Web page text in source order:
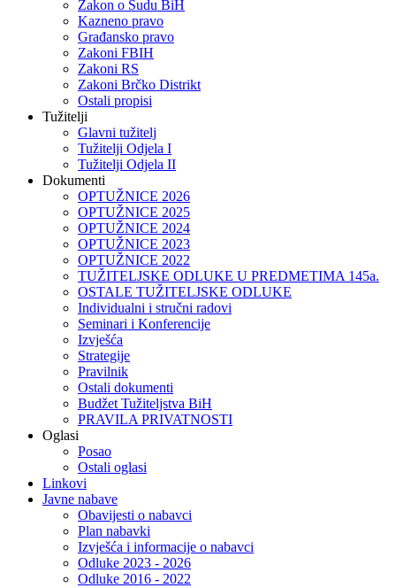
Zakon o Sudu BiH
Kazneno pravo
Građansko pravo
Zakoni FBIH
Zakoni RS
Zakoni Brčko Distrikt
Ostali propisi
Tužitelji
Glavni tužitelj
Tužitelji Odjela I
Tužitelji Odjela II
Dokumenti
OPTUŽNICE 2026
OPTUŽNICE 2025
OPTUŽNICE 2024
OPTUŽNICE 2023
OPTUŽNICE 2022
TUŽITELJSKE ODLUKE U PREDMETIMA 145a.
OSTALE TUŽITELJSKE ODLUKE
Individualni i stručni radovi
Seminari i Konferencije
Izvješća
Strategije
Pravilnik
Ostali dokumenti
Budžet Tužiteljstva BiH
PRAVILA PRIVATNOSTI
Oglasi
Posao
Ostali oglasi
Linkovi
Javne nabave
Obavijesti o nabavci
Plan nabavki
Izvješća i informacije o nabavci
Odluke 2023 - 2026
Odluke 2016 - 2022